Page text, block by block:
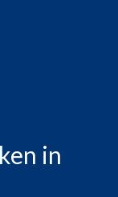
in